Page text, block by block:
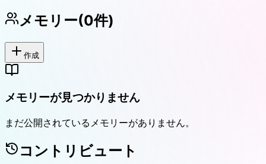
メモリー(0件)
作成
メモリーが見つかりません
まだ公開されているメモリーがありません。
コントリビュート